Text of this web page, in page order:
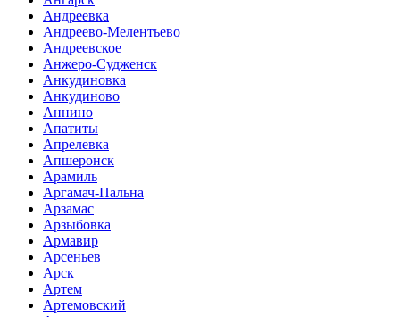
Андреевка
Андреево-Мелентьево
Андреевское
Анжеро-Судженск
Анкудиновка
Анкудиново
Аннино
Апатиты
Апрелевка
Апшеронск
Арамиль
Аргамач-Пальна
Арзамас
Арзыбовка
Армавир
Арсеньев
Арск
Артем
Артемовский